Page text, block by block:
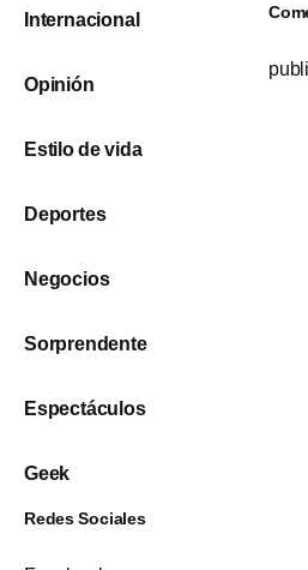
Internacional
Opinión
Estilo de vida
Deportes
Negocios
Sorprendente
Espectáculos
Geek
Redes Sociales